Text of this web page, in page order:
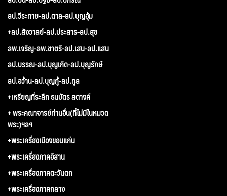
ลป.วีระทาย-ลป.ตาล-ลป.บุญอุ้ม
+ลป.สังวาลย์-ลป.ประสาร-ลป.สุข
ลพ.เจริญ-ลพ.ชาตรี-ลป.เสน-ลป.แสน
ลป.บรรณ-ลป.บุญเกิด-ลป.บุญรักษ์
ลป.อว้าน-ลป.บุญกู้-ลป.ทูล
+เหรียญที่ระลึก ธนบัตร สตางค์
+ พระคณาจารย์ท่านอื่น(ที่ไม่มีในหมวด
พระ)ฯลฯ
+พระเครื่องเมืองขอนแก่น
+พระเครื่องภาคอีสาน
+พระเครื่องภาคตะวันตก
+พระเครื่องภาคกลาง